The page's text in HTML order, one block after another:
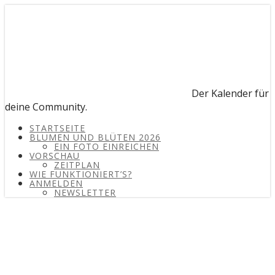
Der Kalender für
deine Community.
STARTSEITE
BLUMEN UND BLÜTEN 2026
EIN FOTO EINREICHEN
VORSCHAU
ZEITPLAN
WIE FUNKTIONIERT’S?
ANMELDEN
NEWSLETTER